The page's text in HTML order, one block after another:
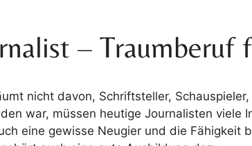
– Traumberuf
nicht davon, Schriftsteller,
war, müssen heutige Journalisten viele
eine gewisse Neugier und die Fähigkeit